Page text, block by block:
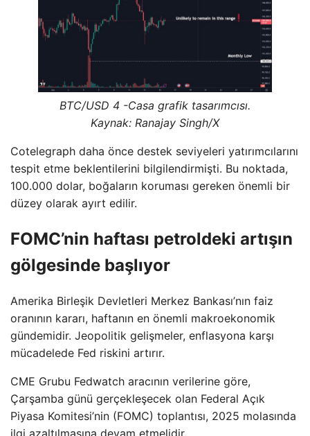
BTC/USD 4 -Casa grafik tasarımcısı.
Kaynak: Ranajay Singh/X
Cotelegraph daha önce destek seviyeleri yatırımcılarını
tespit etme beklentilerini bilgilendirmişti. Bu noktada,
100.000 dolar, boğaların koruması gereken önemli bir
düzey olarak ayırt edilir.
FOMC’nin haftası petroldeki artışın
gölgesinde başlıyor
Amerika Birleşik Devletleri Merkez Bankası’nın faiz
oranının kararı, haftanın en önemli makroekonomik
gündemidir. Jeopolitik gelişmeler, enflasyona karşı
mücadelede Fed riskini artırır.
CME Grubu Fedwatch aracının verilerine göre,
Çarşamba günü gerçekleşecek olan Federal Açık
Piyasa Komitesi’nin (FOMC) toplantısı, 2025 molasında